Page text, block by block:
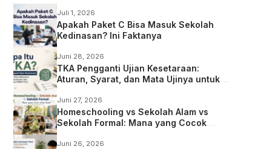
Juli 1, 2026
Apakah Paket C Bisa Masuk Sekolah
Kedinasan? Ini Faktanya
Juni 28, 2026
TKA Pengganti Ujian Kesetaraan:
Aturan, Syarat, dan Mata Ujinya untuk
Juni 27, 2026
Homeschooling vs Sekolah Alam vs
Sekolah Formal: Mana yang Cocok
Juni 26, 2026